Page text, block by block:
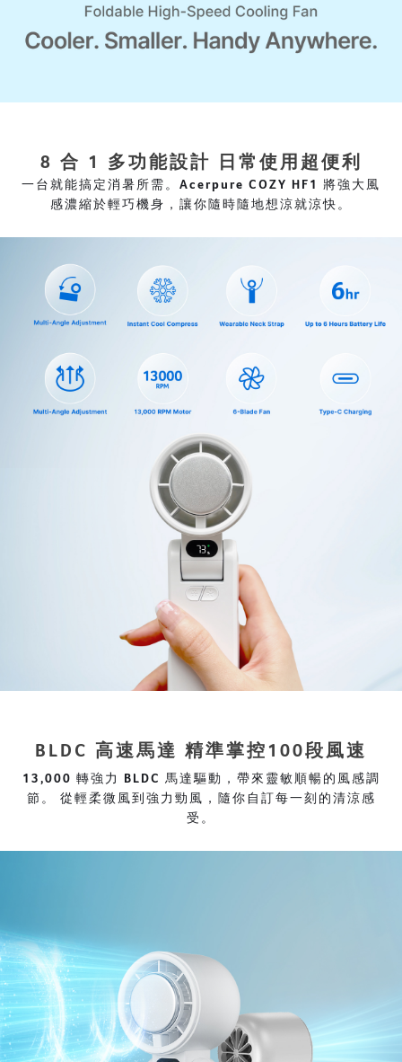
8 合 1 多功能設計 日常使用超便利
一台就能搞定消暑所需。Acerpure COZY HF1 將強大風
感濃縮於輕巧機身，讓你隨時隨地想涼就涼快。
BLDC 高速馬達 精準掌控100段風速
13,000 轉強力 BLDC 馬達驅動，帶來靈敏順暢的風感調
節。 從輕柔微風到強力勁風，隨你自訂每一刻的清涼感
受。